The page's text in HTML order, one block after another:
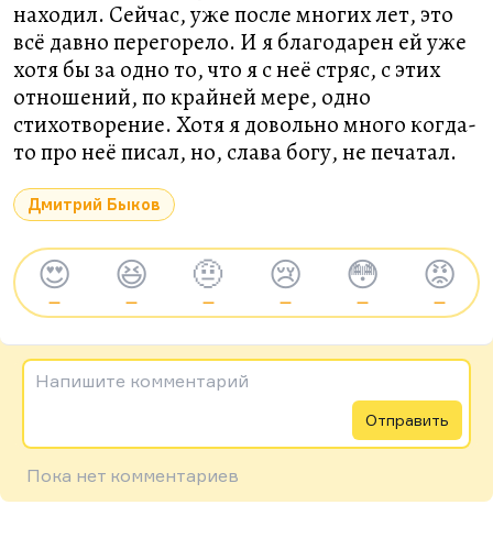
находил. Сейчас, уже после многих лет, это
всё давно перегорело. И я благодарен ей уже
хотя бы за одно то, что я с неё стряс, с этих
отношений, по крайней мере, одно
стихотворение. Хотя я довольно много когда-
то про неё писал, но, слава богу, не печатал.
Дмитрий Быков
😍
—
😆
—
🤨
—
😢
—
😳
—
😡
—
Напишите комментарий
Отправить
Пока нет комментариев